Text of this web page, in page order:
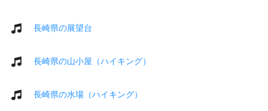
長崎県の展望台
長崎県の山小屋（ハイキング）
長崎県の水場（ハイキング）